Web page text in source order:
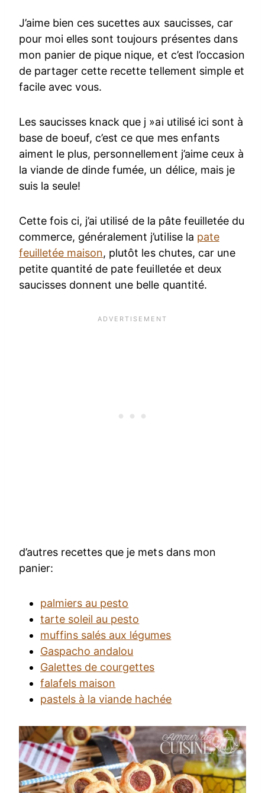
J’aime bien ces sucettes aux saucisses, car
pour moi elles sont toujours présentes dans
mon panier de pique nique, et c’est l’occasion
de partager cette recette tellement simple et
facile avec vous.
Les saucisses knack que j »ai utilisé ici sont à
base de boeuf, c’est ce que mes enfants
aiment le plus, personnellement j’aime ceux à
la viande de dinde fumée, un délice, mais je
suis la seule!
Cette fois ci, j’ai utilisé de la pâte feuilletée du
commerce, généralement j’utilise la pate
feuilletée maison, plutôt les chutes, car une
petite quantité de pate feuilletée et deux
saucisses donnent une belle quantité.
d’autres recettes que je mets dans mon
panier:
palmiers au pesto
tarte soleil au pesto
muffins salés aux légumes
Gaspacho andalou
Galettes de courgettes
falafels maison
pastels à la viande hachée